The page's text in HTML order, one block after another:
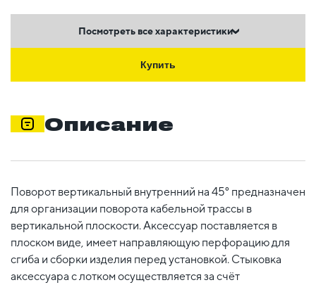
Посмотреть все характеристики
Купить
Описание
Поворот вертикальный внутренний на 45° предназначен
для организации поворота кабельной трассы в
вертикальной плоскости. Аксессуар поставляется в
плоском виде, имеет направляющую перфорацию для
сгиба и сборки изделия перед установкой. Стыковка
аксессуара с лотком осуществляется за счёт